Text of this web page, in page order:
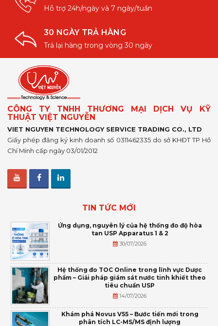
Hỗ trợ 24h/ngày và 7 ngày/tuần
30 NGÀY TRẢ HÀNG
Trả lại hàng trong vòng 30 ngày
CÔNG TY TNHH THƯƠNG MẠI DỊCH VỤ KỸ
THUẬT VIỆT NGUYỄN
VIET NGUYEN TECHNOLOGY SERVICE TRADING CO., LTD
Giấy phép đăng ký kinh doanh số 0311462335 do sở KHĐT TP Hồ
Chí Minh cấp ngày 03/01/2012
TIN TỨC MỚI
Ứng dụng, nguyên lý của hệ thống đo độ hòa
tan USP Apparatus 1 & 2
30/07/2026
Hệ thống đo TOC Online trong lĩnh vực Dược
phẩm – Giải pháp giám sát nước tinh khiết theo
tiêu chuẩn USP
14/07/2026
Khám phá Novus V55 – Bước tiến mới trong
phân tích LC-MS/MS định lượng